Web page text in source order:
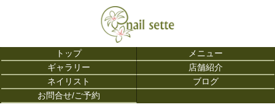
トップ
メニュー
ギャラリー
店舗紹介
ネイリスト
ブログ
お問合せ/ご予約